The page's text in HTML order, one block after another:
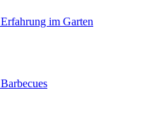
Erfahrung im Garten
Barbecues